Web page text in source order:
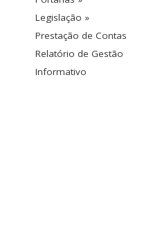
Legislação »
Prestação de Contas
Relatório de Gestão
Informativo